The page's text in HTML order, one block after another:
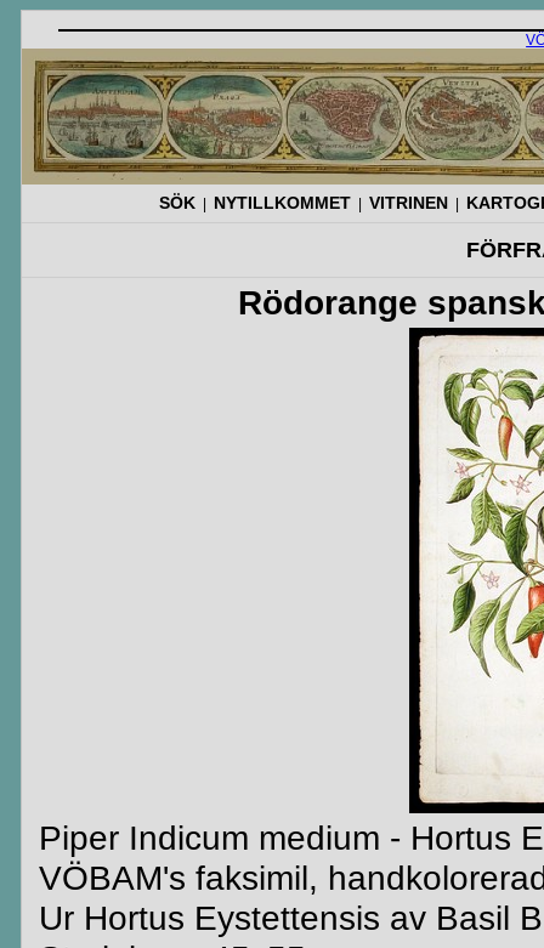
SÖK NYTILLKOMMET VITRINEN
Rödorange
Piper Indicum medium - Hortus
VÖBAM's faksimil,
Ur Hortus Eystettensis av Basil